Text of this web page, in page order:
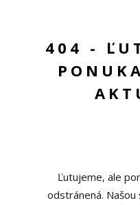
404 -
Ľutujeme, ale
odstránená.